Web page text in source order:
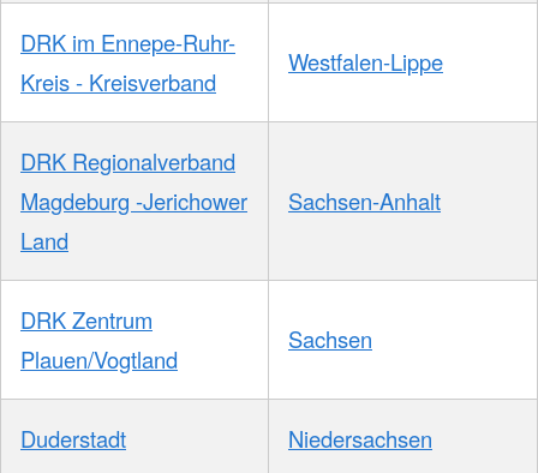
DRK im Ennepe-Ruhr-
Kreis - Kreisverband
Westfalen-Lippe
DRK Regionalverband
Magdeburg -Jerichower
Land
Sachsen-Anhalt
DRK Zentrum
Plauen/Vogtland
Sachsen
Duderstadt Niedersachsen